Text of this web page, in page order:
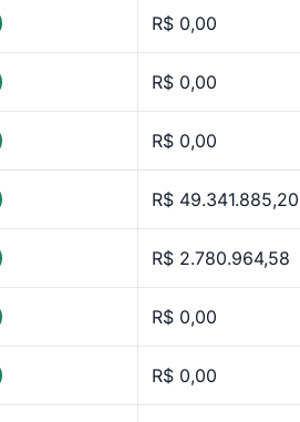
R$ 0,00
R$ 0,00
R$ 0,00
R$ 49.341.885,20
R$ 2.780.964,58
R$ 0,00
R$ 0,00